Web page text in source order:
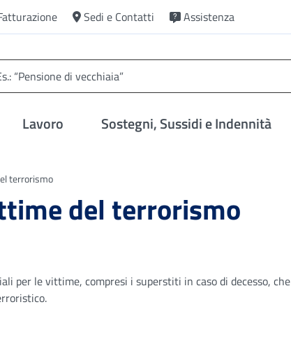
Sedi e Contatti Assistenza
Lavoro Sostegni, Sussidi e Indennità
terrorismo
del terrorismo
per le vittime, compresi i superstiti in caso di decesso, che